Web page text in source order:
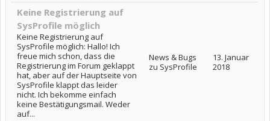
Keine Registrierung auf
SysProfile möglich
Keine Registrierung auf
SysProfile möglich: Hallo! Ich
freue mich schon, dass die
Registrierung im Forum geklappt
hat, aber auf der Hauptseite von
SysProfile klappt das leider
nicht. Ich bekomme einfach
keine Bestätigungsmail. Weder
auf...
News & Bugs
zu SysProfile
13. Januar
2018